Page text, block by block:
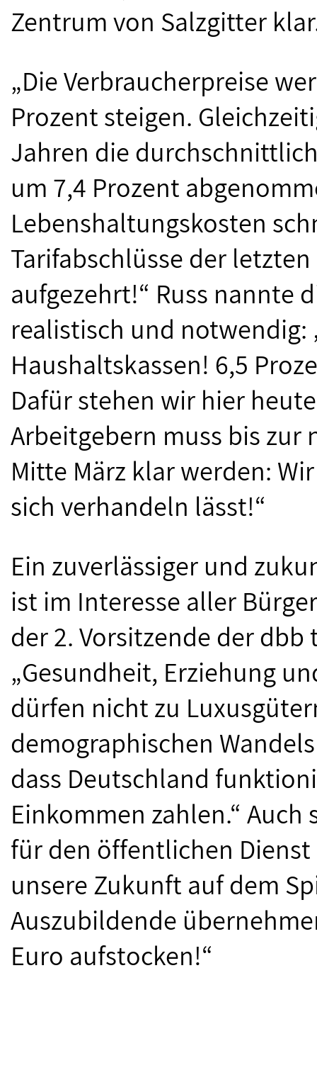
Zentrum von Salzgitter
„Die Verbraucherpreise
Prozent steigen.
Jahren die
um 7,4 Prozent
Lebenshaltungskosten
Tarifabschlüsse der
aufgezehrt!“ Russ nannte
realistisch und notwendig:
Haushaltskassen! 6,5
Dafür stehen wir hier
Arbeitgebern muss bis zur
Mitte März klar werden:
sich verhandeln lässt!“
Ein zuverlässiger und
ist im Interesse aller
der 2. Vorsitzende der
„Gesundheit, Erziehung
dürfen nicht zu
demographischen
dass Deutschland
Einkommen zahlen.“
für den öffentlichen
unsere Zukunft auf dem
Auszubildende
Euro aufstocken!“